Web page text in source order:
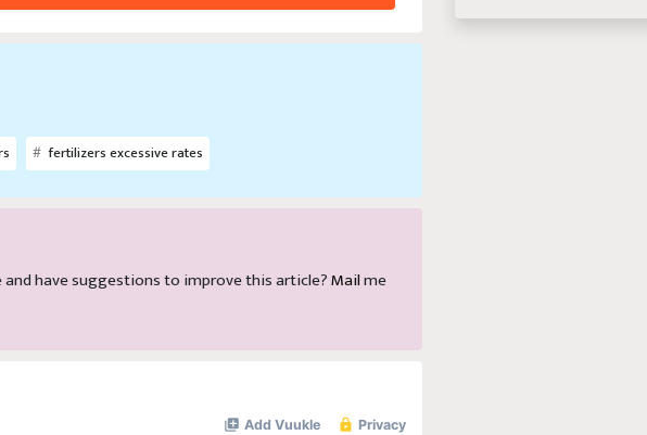
fertilizers excessive rates
and have suggestions to improve this article? Mail